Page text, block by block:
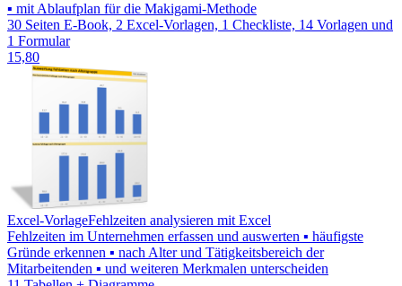
▪ mit Ablaufplan für die Makigami-Methode
30 Seiten E-Book, 2 Excel-Vorlagen, 1 Checkliste, 14 Vorlagen und
1 Formular
15,80
Excel-VorlageFehlzeiten analysieren mit Excel
Fehlzeiten im Unternehmen erfassen und auswerten ▪ häufigste
Gründe erkennen ▪ nach Alter und Tätigkeitsbereich der
Mitarbeitenden ▪ und weiteren Merkmalen unterscheiden